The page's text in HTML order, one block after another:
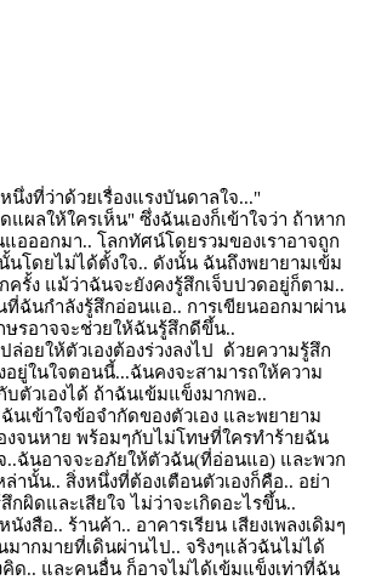
นึ่งที่ว่าด้วยเรื่องแรงบันดาลใจ..."
แผลให้ใครเห็น" ซึ่งฉันเองก็เข้าใจว่า ถ้าหาก
แอออกมา.. โลกทัศน์โดยรวมของเราอาจถูก
นโดยไม่ได้ตั้งใจ.. ดังนั้น ฉันถึงพยายามเข้ม
รั้ง แม้ว่าฉันจะยังคงรู้สึกเจ็บปวดอยู่ก็ตาม..
ฉันกำลังรู้สึกอ่อนแอ.. การเขียนออกมาผ่าน
ษรอาจจะช่วยให้ฉันรู้สึกดีขึ้น..
อยให้ตัวเองต้องร่วงลงไป ด้วยความรู้สึก
ยู่ในใจตอนนี้...ฉันคงจะสามารถให้ความ
ตัวเองได้ ถ้าฉันเข้มแข็งมากพอ..
นเข้าใจข้อจำกัดของตัวเอง และพยายาม
องจนหาย พร้อมๆกับไม่โทษที่ใครทำร้ายฉัน
ฉันอาจจะอภัยให้ตัวฉัน(ที่อ่อนแอ) และพวก
ล่านั้น.. สิ่งหนึ่งที่ต้องเตือนตัวเองก็คือ.. อย่า
กผิดและเสียใจ ไม่ว่าจะเกิดอะไรขึ้น..
งสือ.. ร้านค้า.. อาคารเรียน เสียงเพลงเดิมๆ
มากมายที่เดินผ่านไป.. จริงๆแล้วฉันไม่ได้
คิด.. และคนอื่น ก็อาจไม่ได้เข้มแข็งเท่าที่ฉัน